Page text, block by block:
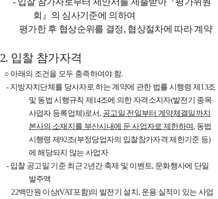
회 』 의 심사기준에 의하여
평가한 후 협상순위를 결정, 협상절차에 따라 계약
2. 입찰 참가자격
○ 아래의 조건을 모두 충족하여야 함.
- 지방자치단체를 당사자로 하는 계약에 관한 법률 시행령 제 13조
및 동법 시행규칙 제 14조에 의한 자격소지자(발전기 종목
사업자 등록업체)로서, 공고일 전일부터 계약체결일까지
본사의 소재지를 부산시내에 둔 사업자로 제한하며, 동법
시행령 제92조(부정당업자의 입찰참가자격 제한기준 등)
에 해당되지 않는 사업자
- 입찰 공고일 기준 최근 2년간 축제 및 이벤트, 문화행사에 단일
발주액
22백만원 이상(VAT포함)의 발전기 설치 , 운용 실적이 있는 사업